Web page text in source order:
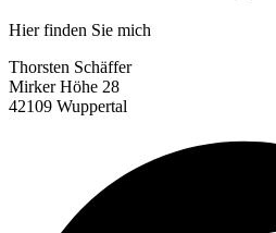
Hier finden Sie mich
Thorsten Schäffer
Mirker Höhe 28
42109 Wuppertal